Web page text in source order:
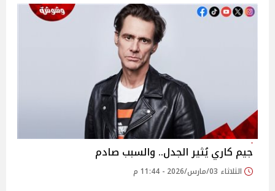
جيم كاري يُثير الجدل.. والسبب صادم
الثلاثاء 03/مارس/2026 - 11:44 م